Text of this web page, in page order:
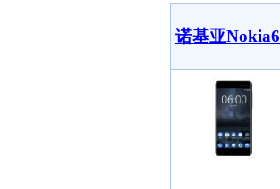
诺基亚Nokia6